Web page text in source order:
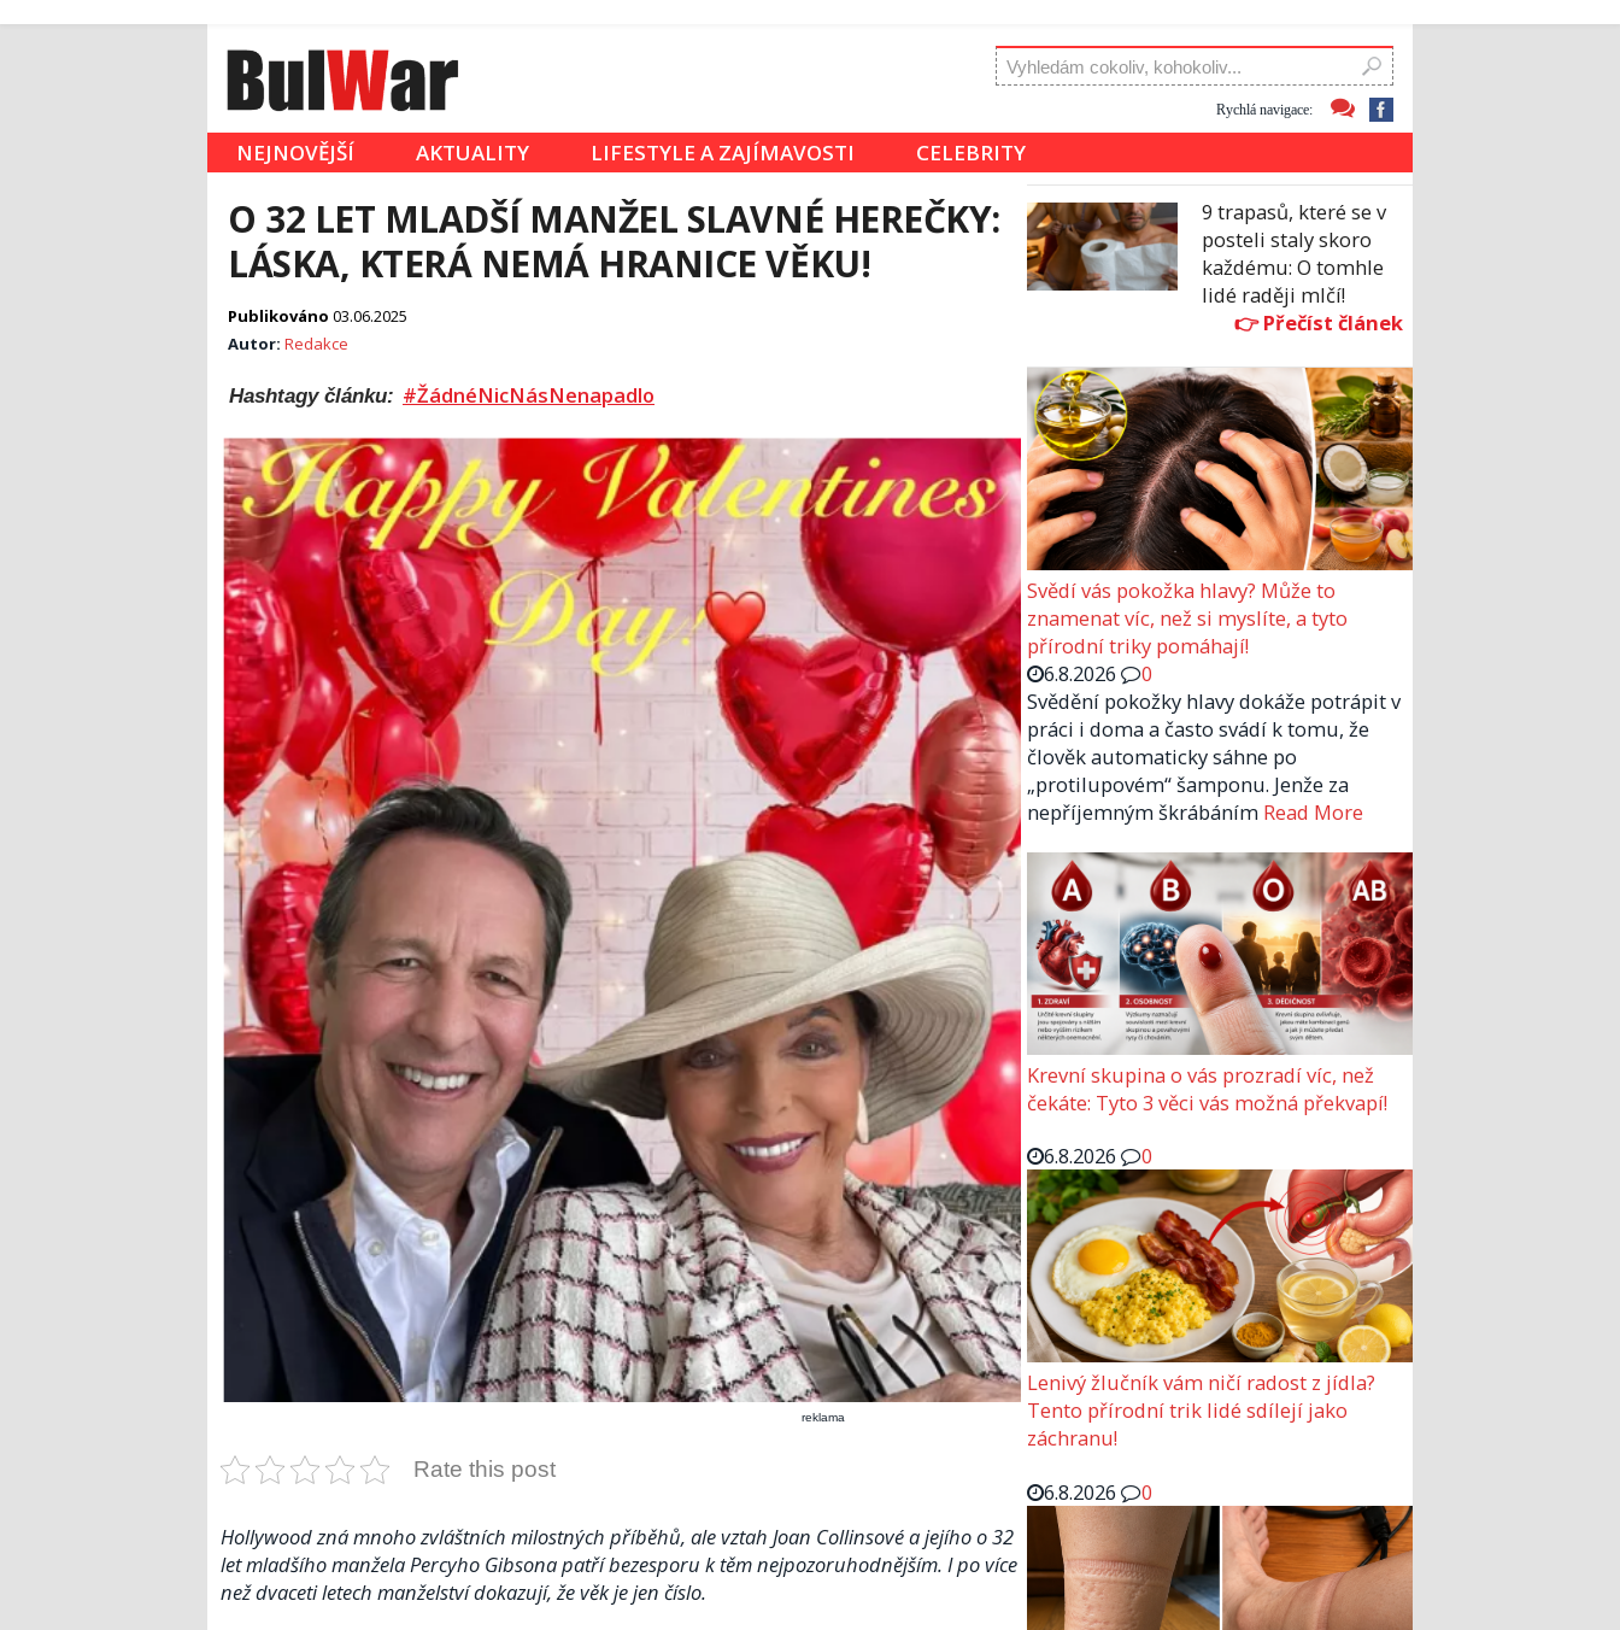
Rychlá navigace:
NEJNOVĚJŠÍ AKTUALITY LIFESTYLE A ZAJÍMAVOSTI CELEBRITY
O 32 LET MLADŠÍ MANŽEL SLAVNÉ HEREČKY:
LÁSKA, KTERÁ NEMÁ HRANICE VĚKU!
Publikováno 03.06.2025
Autor: Redakce
Hashtagy článku: #ŽádnéNicNásNenapadlo
reklama
Rate this post
Hollywood zná mnoho zvláštních milostných příběhů, ale vztah Joan Collinsové a jejího o 32
let mladšího manžela Percyho Gibsona patří bezesporu k těm nejpozoruhodnějším. I po více
než dvaceti letech manželství dokazují, že věk je jen číslo.
9 trapasů, které se v
posteli staly skoro
každému: O tomhle
lidé raději mlčí!
Svědí vás pokožka hlavy? Může to
znamenat víc, než si myslíte, a tyto
přírodní triky pomáhají!
6.8.2026
0
Svědění pokožky hlavy dokáže potrápit v
práci i doma a často svádí k tomu, že
člověk automaticky sáhne po
„protilupovém“ šamponu. Jenže za
nepříjemným škrábáním Read More
Krevní skupina o vás prozradí víc, než
čekáte: Tyto 3 věci vás možná překvapí!
6.8.2026
0
Lenivý žlučník vám ničí radost z jídla?
Tento přírodní trik lidé sdílejí jako
záchranu!
6.8.2026
0